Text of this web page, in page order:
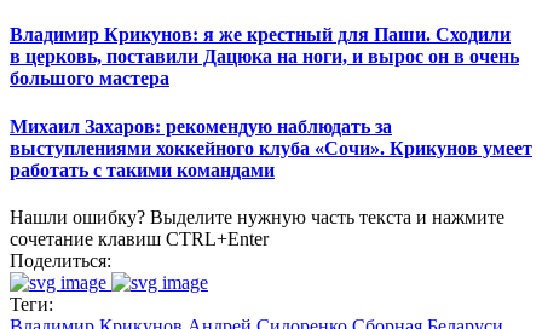
Владимир Крикунов: я же крестный для Паши. Сходили
в церковь, поставили Дацюка на ноги, и вырос он в очень
большого мастера
Михаил Захаров: рекомендую наблюдать за
выступлениями хоккейного клуба «Сочи». Крикунов умеет
работать с такими командами
Нашли ошибку? Выделите нужную часть текста и нажмите
сочетание клавиш CTRL+Enter
Поделиться:
Теги: